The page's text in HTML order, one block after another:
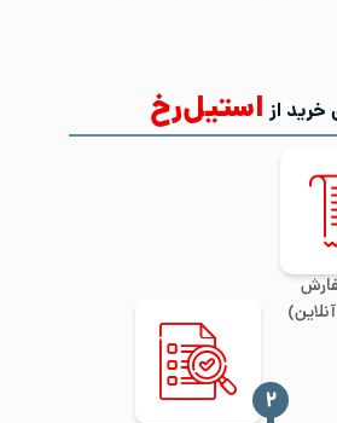
خرید از استیل‌رخ
‍۲